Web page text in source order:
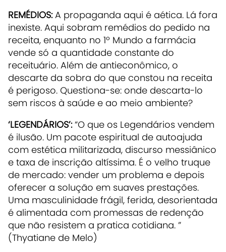
REMÉDIOS:A propaganda aqui é aética. Lá fora
inexiste. Aqui sobram remédios do pedido na
receita, enquanto no 1º Mundo a farmácia
vende só a quantidade constante do
receituário. Além de antieconômico, o
descarte da sobra do que constou na receita
é perigoso. Questiona-se: onde descarta-lo
sem riscos à saúde e ao meio ambiente?
‘LEGENDÁRIOS’:“O que os Legendários vendem
é ilusão. Um pacote espiritual de autoajuda
com estética militarizada, discurso messiânico
e taxa de inscrição altíssima. É o velho truque
de mercado: vender um problema e depois
oferecer a solução em suaves prestações.
Uma masculinidade frágil, ferida, desorientada
é alimentada com promessas de redenção
que não resistem a pratica cotidiana. ”
(Thyatiane de Melo)